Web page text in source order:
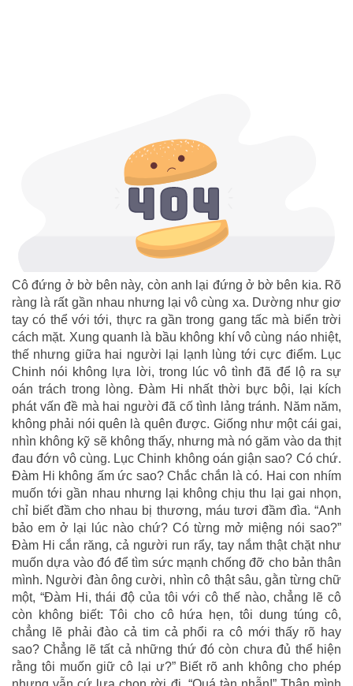
Cô đứng ở bờ bên này, còn anh lại đứng ở bờ bên kia. Rõ
ràng là rất gần nhau nhưng lại vô cùng xa. Dường như giơ
tay có thể với tới, thực ra gần trong gang tấc mà biển trời
cách mặt. Xung quanh là bầu không khí vô cùng náo nhiệt,
thế nhưng giữa hai người lại lạnh lùng tới cực điểm. Lục
Chinh nói không lựa lời, trong lúc vô tình đã để lộ ra sự
oán trách trong lòng. Đàm Hi nhất thời bực bội, lại kích
phát vấn đề mà hai người đã cố tình lảng tránh. Năm năm,
không phải nói quên là quên được. Giống như một cái gai,
nhìn không kỹ sẽ không thấy, nhưng mà nó găm vào da thịt
đau đớn vô cùng. Lục Chinh không oán giận sao? Có chứ.
Đàm Hi không ấm ức sao? Chắc chắn là có. Hai con nhím
muốn tới gần nhau nhưng lại không chịu thu lại gai nhọn,
chỉ biết đầm cho nhau bị thương, máu tươi đầm đìa. “Anh
bảo em ở lại lúc nào chứ? Có từng mở miệng nói sao?”
Đàm Hi cắn răng, cả người run rẩy, tay nắm thật chặt như
muốn dựa vào đó để tìm sức mạnh chống đỡ cho bản thân
mình. Người đàn ông cười, nhìn cô thật sâu, gằn từng chữ
một, “Đàm Hi, thái độ của tôi với cô thế nào, chẳng lẽ cô
còn không biết: Tôi cho cô hứa hẹn, tôi dung túng cô,
chẳng lẽ phải đào cả tim cả phổi ra cô mới thấy rõ hay
sao? Chẳng lẽ tất cả những thứ đó còn chưa đủ thể hiện
rằng tôi muốn giữ cô lại ư?” Biết rõ anh không cho phép